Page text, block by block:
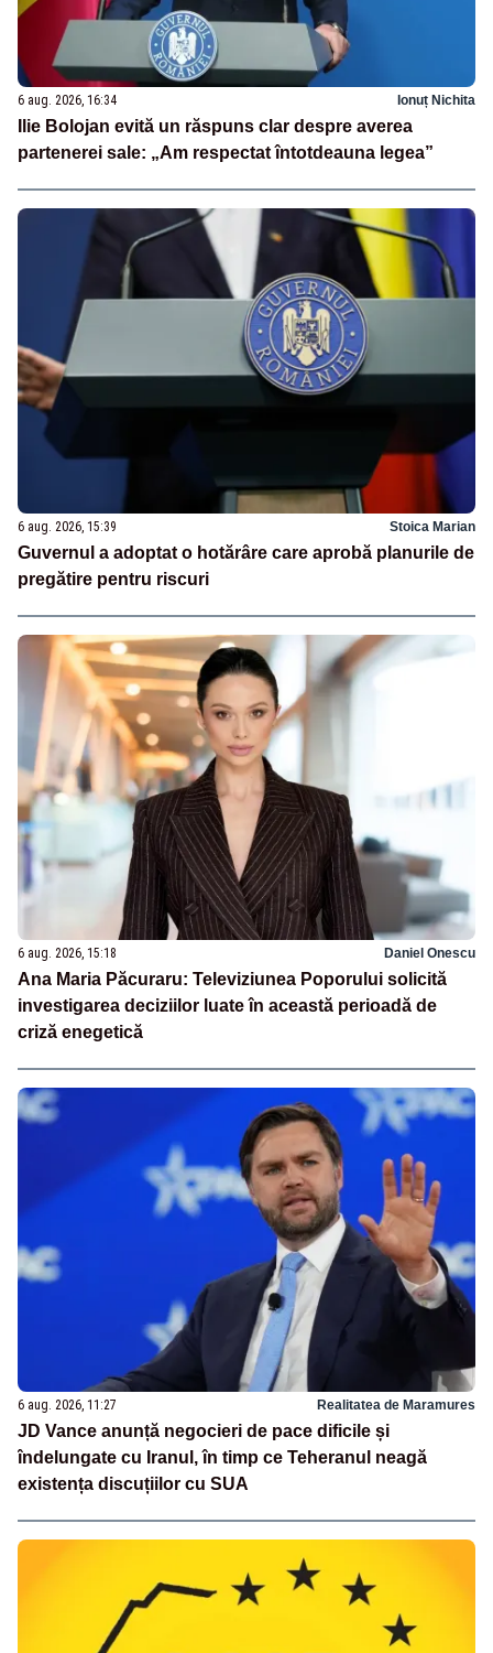
6 aug. 2026, 16:34 Ionuț Nichita
Ilie Bolojan evită un răspuns clar despre averea
partenerei sale: „Am respectat întotdeauna legea”
6 aug. 2026, 15:39 Stoica Marian
Guvernul a adoptat o hotărâre care aprobă planurile de
pregătire pentru riscuri
6 aug. 2026, 15:18 Daniel Onescu
Ana Maria Păcuraru: Televiziunea Poporului solicită
investigarea deciziilor luate în această perioadă de
criză enegetică
6 aug. 2026, 11:27 Realitatea de Maramures
JD Vance anunță negocieri de pace dificile și
îndelungate cu Iranul, în timp ce Teheranul neagă
existența discuțiilor cu SUA